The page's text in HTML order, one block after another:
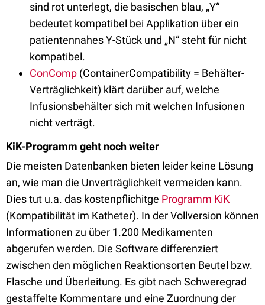
sind rot unterlegt, die basischen blau, „Y“
bedeutet kompatibel bei Applikation über ein
patientennahes Y-Stück und „N“ steht für nicht
kompatibel.
ConComp (ContainerCompatibility = Behälter-
Verträglichkeit) klärt darüber auf, welche
Infusionsbehälter sich mit welchen Infusionen
nicht verträgt.
KiK-Programm geht noch weiter
Die meisten Datenbanken bieten leider keine Lösung
an, wie man die Unverträglichkeit vermeiden kann.
Dies tut u.a. das kostenpflichitge Programm KiK
(Kompatibilität im Katheter). In der Vollversion können
Informationen zu über 1.200 Medikamenten
abgerufen werden. Die Software differenziert
zwischen den möglichen Reaktionsorten Beutel bzw.
Flasche und Überleitung. Es gibt nach Schweregrad
gestaffelte Kommentare und eine Zuordnung der